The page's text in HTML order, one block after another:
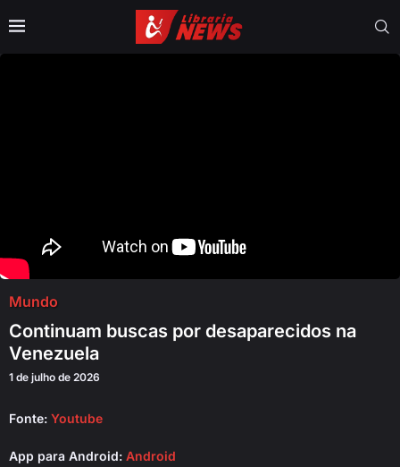
Mundo
Continuam buscas por desaparecidos na
Venezuela
1 de julho de 2026
Fonte: Youtube
App para Android: Android